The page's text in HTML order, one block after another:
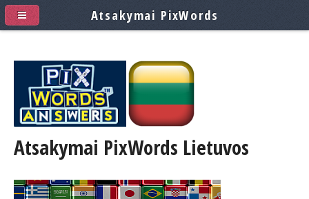
Atsakymai PixWords Lietuvos
Atsakymai PixWords